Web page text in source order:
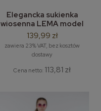
Elegancka sukienka
wiosenna LEMA model
Inka - rozm. L-4XL
139,99 zł
zawiera 23% VAT, bez kosztów
dostawy
Cena netto: 113,81 zł